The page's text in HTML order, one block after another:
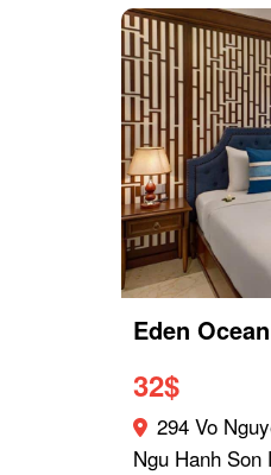
Eden
32$
294 Vo
Ngu Hanh